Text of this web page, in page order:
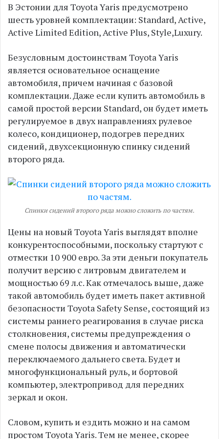
В Эстонии для Toyota Yaris предусмотрено
шесть уровней комплектации: Standard, Active,
Active Limited Edition, Active Plus, Style,Luxury.
Безусловным достоинствам Toyota Yaris
является основательное оснащение
автомобиля, причем начиная с базовой
комплектации. Даже если купить автомобиль в
самой простой версии Standard, он будет иметь
регулируемое в двух направлениях рулевое
колесо, кондиционер, подогрев передних
сидений, двухсекционную спинку сидений
второго ряда.
Спинки сидений второго ряда можно сложить по частям.
Цены на новый Toyota Yaris выглядят вполне
конкурентоспособными, поскольку стартуют с
отместки 10 900 евро. За эти деньги покупатель
получит версию с литровым двигателем и
мощностью 69 л.с. Как отмечалось выше, даже
такой автомобиль будет иметь пакет активной
безопасности Toyota Safety Sense, состоящий из
системы раннего реагирования в случае риска
столкновения, системы предупреждения о
смене полосы движения и автоматически
переключаемого дальнего света. Будет и
многофункциональный руль, и бортовой
компьютер, электропривод для передних
зеркал и окон.
Словом, купить и ездить можно и на самом
простом Toyota Yaris. Тем не менее, скорее